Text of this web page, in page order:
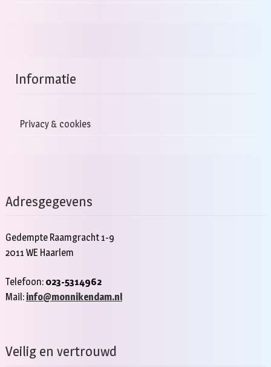
Informatie
Privacy & cookies
Adresgegevens
Gedempte Raamgracht 1-9
2011 WE Haarlem
Telefoon: 023-5314962
Mail: info@monnikendam.nl
Veilig en vertrouwd